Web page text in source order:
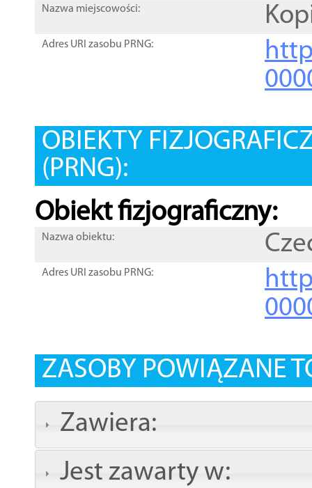
Nazwa miejscowości:
Adres URI zasobu PRNG:
OBIEKTY
(PRNG):
Obiekt fizjograficzny:
Nazwa obiektu:
Adres URI zasobu PRNG:
ZASOBY POWIĄZANE
Zawiera:
Jest zawarty w: